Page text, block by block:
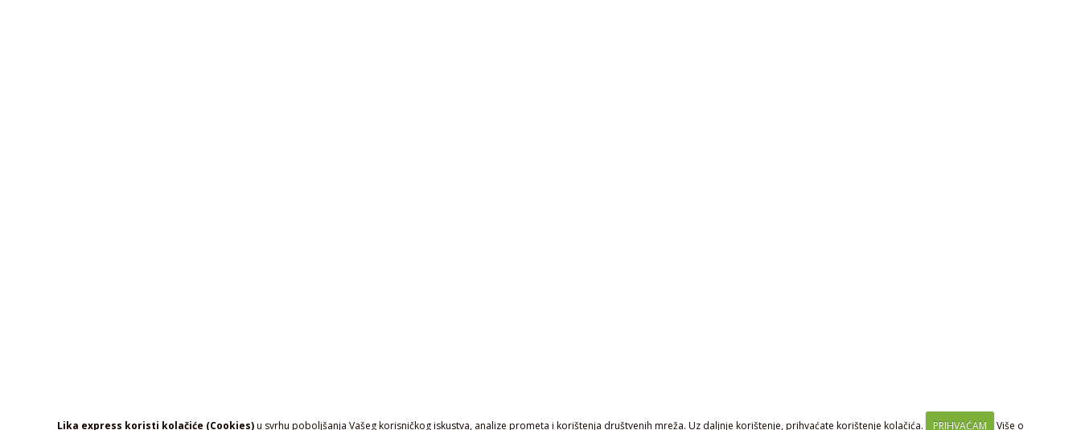
Lika express koristi kolačiće (Cookies)u svrhu poboljšanja Vašeg korisničkog iskustva, analize prometa i korištenja društvenih mreža. Uz daljnje korištenje, prihvaćate korištenje kolačića. PRIHVAĆAM Više o